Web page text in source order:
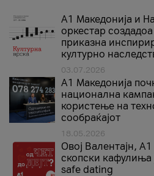
А1 Македонија и
оркестар
приказна
културно
03.07.2026
A1 Македонија
национална
користење на
сообраќајот
18.05.2026
Овој Валентајн,
скопски кафулиња
safe dating